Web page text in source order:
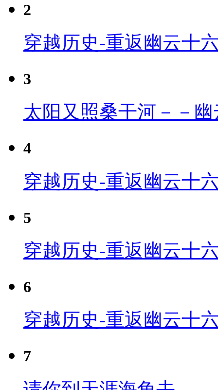
2
穿越历史-重返幽云十
3
太阳又照桑干河－－
4
穿越历史-重返幽云十
5
穿越历史-重返幽云十
6
穿越历史-重返幽云十
7